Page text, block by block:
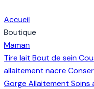
Accueil
Boutique
Maman
Tire lait Bout de sein
allaitement nacre
Gorge Allaitement Soins